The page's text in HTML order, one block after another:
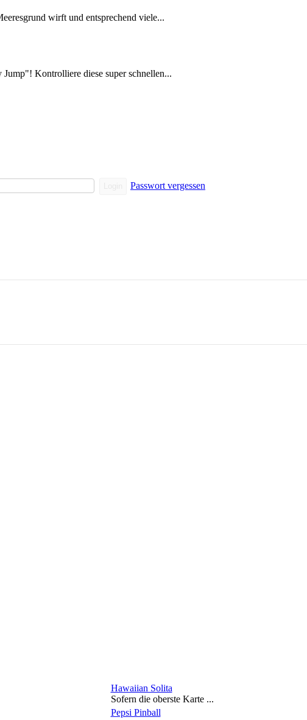
wirft und entsprechend viele...
Kontrolliere diese super schnellen...
Passwort vergessen
Hawaiian Solita
Sofern die oberste Karte ...
Pepsi Pinball